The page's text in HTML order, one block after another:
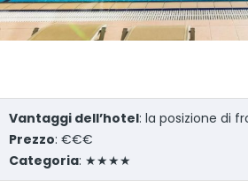
Vantaggi dell’hotel: la posizione di
Prezzo: €€€
Categoria: ★★★★